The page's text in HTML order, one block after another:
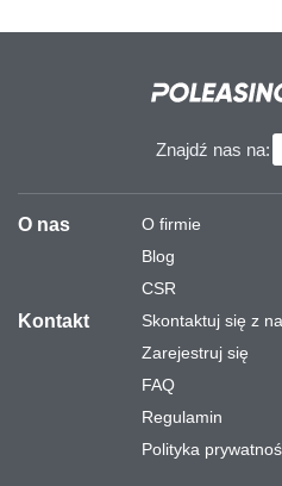
Znajdź nas na:
O nas
O firmie
Blog
CSR
Kontakt
Skontaktuj się z
Zarejestruj się
FAQ
Regulamin
Polityka